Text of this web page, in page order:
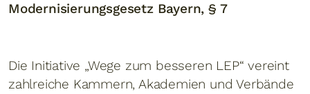
Modernisierungsgesetz Bayern, § 7
Die Initiative „Wege zum besseren LEP“ vereint
zahlreiche Kammern, Akademien und Verbände